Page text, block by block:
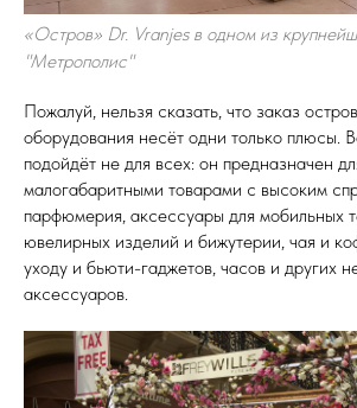
«Остров» Dr. Vranjes в одном из
"Метрополис"
Пожалуй, нельзя сказать, что заказ
оборудования несёт одни только плюсы.
подойдёт не для всех: он предназначен
малогабаритными товарами с высоким
парфюмерия, аксессуары для мобильных
ювелирных изделий и бижутерии, чая и
уходу и бьюти-гаджетов, часов и других
аксессуаров.